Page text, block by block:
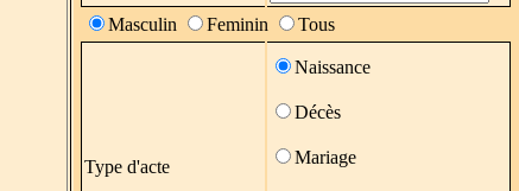
Masculin
Feminin
Tous
Type d'acte
Naissance
Décès
Mariage